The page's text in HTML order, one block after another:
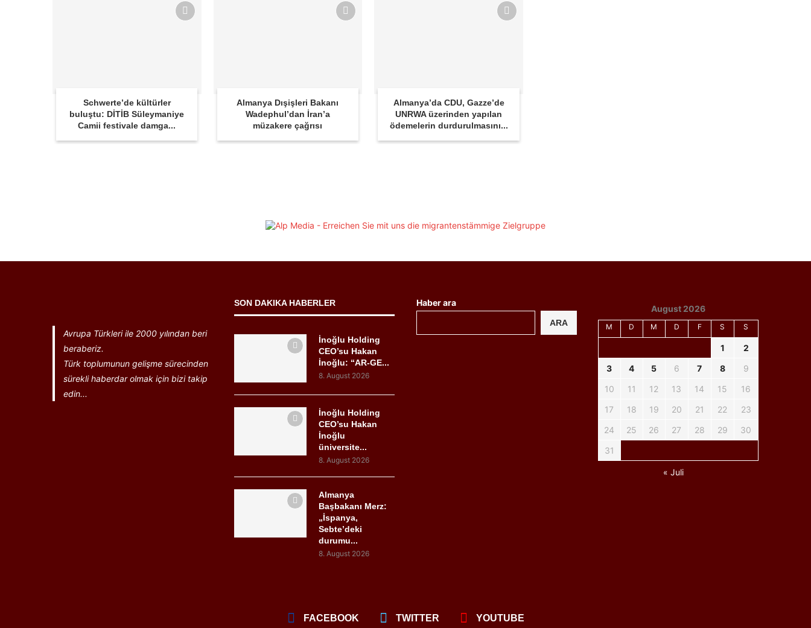
Schwerte’de kültürler
buluştu: DİTİB Süleymaniye
Camii festivale damga...
Almanya Dışişleri Bakanı
Wadephul’dan İran’a
müzakere çağrısı
Almanya’da CDU, Gazze’de
UNRWA üzerinden yapılan
ödemelerin durdurulmasını...
Avrupa Türkleri ile 2000 yılından beri
beraberiz.
Türk toplumunun gelişme sürecinden
sürekli haberdar olmak için bizi takip
edin...
SON DAKIKA HABERLER
İnoğlu Holding
CEO’su Hakan
İnoğlu: “AR-GE...
8. August 2026
İnoğlu Holding
CEO’su Hakan
İnoğlu
üniversite...
8. August 2026
Almanya
Başbakanı Merz:
„İspanya,
Sebte’deki
durumu...
8. August 2026
Haber ara
ARA
August 2026
M D M D F S S
1
2
3
4 5 6 7 8
9
10
11 12 13 14 15
16
17
18 19 20 21 22
23
24
25 26 27 28 29
30
31
« Juli
FACEBOOK TWITTER YOUTUBE